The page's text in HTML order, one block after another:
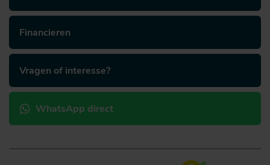
Financieren
Vragen of interesse?
WhatsApp direct